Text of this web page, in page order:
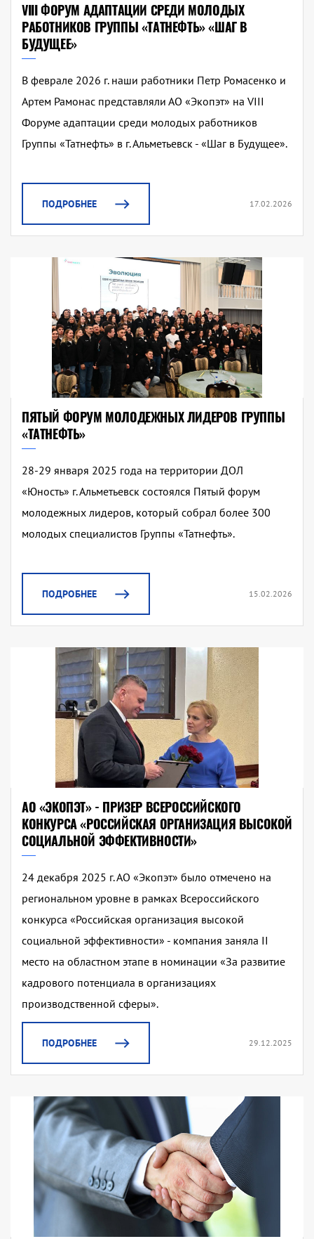
VIII ФОРУМ АДАПТАЦИИ СРЕДИ МОЛОДЫХ
РАБОТНИКОВ ГРУППЫ «ТАТНЕФТЬ» «ШАГ В
БУДУЩЕЕ»
В феврале 2026 г. наши работники Петр Ромасенко и
Артем Рамонас представляли АО «Экопэт» на VIII
Форуме адаптации среди молодых работников
Группы «Татнефть» в г. Альметьевск - «Шаг в Будущее».
ПОДРОБНЕЕ 17.02.2026
ПЯТЫЙ ФОРУМ МОЛОДЕЖНЫХ ЛИДЕРОВ ГРУППЫ
«ТАТНЕФТЬ»
28-29 января 2025 года на территории ДОЛ
«Юность» г. Альметьевск состоялся Пятый форум
молодежных лидеров, который собрал более 300
молодых специалистов Группы «Татнефть».
ПОДРОБНЕЕ 15.02.2026
АО «ЭКОПЭТ» - ПРИЗЕР ВСЕРОССИЙСКОГО
КОНКУРСА «РОССИЙСКАЯ ОРГАНИЗАЦИЯ ВЫСОКОЙ
СОЦИАЛЬНОЙ ЭФФЕКТИВНОСТИ»
24 декабря 2025 г. АО «Экопэт» было отмечено на
региональном уровне в рамках Всероссийского
конкурса «Российская организация высокой
социальной эффективности» - компания заняла II
место на областном этапе в номинации «За развитие
кадрового потенциала в организациях
производственной сферы».
ПОДРОБНЕЕ 29.12.2025